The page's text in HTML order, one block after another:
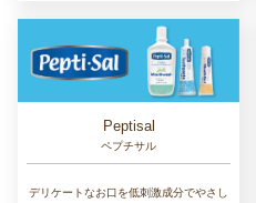
Peptisal
ペプチサル
デリケートなお口を低刺激成分でやさし